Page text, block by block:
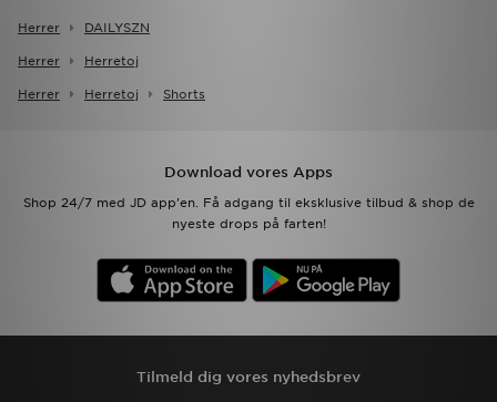
Herrer DAILYSZN
Herrer Herretoj
Herrer Herretoj Shorts
Download vores Apps
Shop 24/7 med JD app'en. Få adgang til eksklusive tilbud & shop de
nyeste drops på farten!
Tilmeld dig vores nyhedsbrev